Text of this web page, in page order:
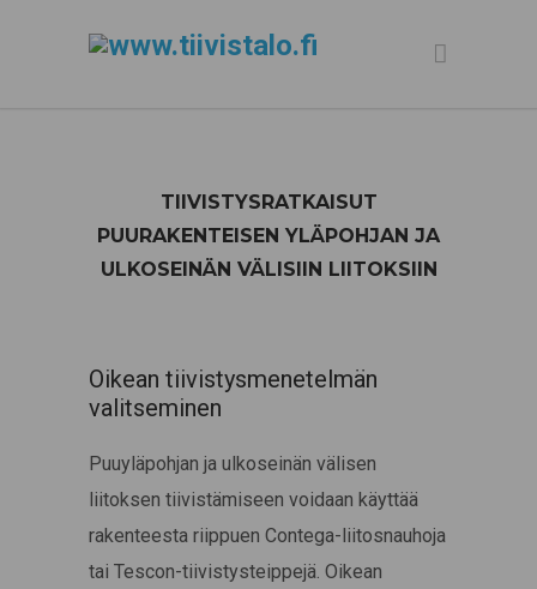
TIIVISTYSRATKAISUT
PUURAKENTEISEN YLÄPOHJAN JA
ULKOSEINÄN VÄLISIIN LIITOKSIIN
Oikean tiivistysmenetelmän
valitseminen
Puuyläpohjan ja ulkoseinän välisen
liitoksen tiivistämiseen voidaan käyttää
rakenteesta riippuen Contega-liitosnauhoja
tai Tescon-tiivistysteippejä. Oikean